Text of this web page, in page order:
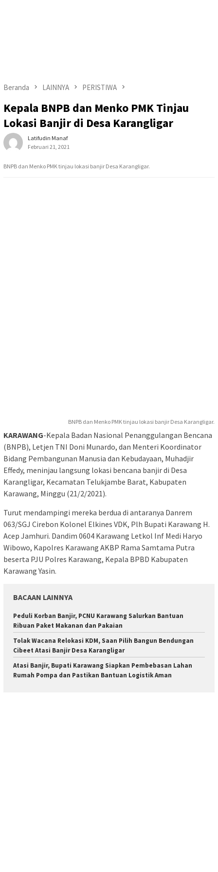
Beranda LAINNYA PERISTIWA
Kepala BNPB dan Menko PMK Tinjau
Lokasi Banjir di Desa Karangligar
Latifudin Manaf
Februari 21, 2021
BNPB dan Menko PMK tinjau lokasi banjir Desa Karangligar.
BNPB dan Menko PMK tinjau lokasi banjir Desa Karangligar.
KARAWANG-Kepala Badan Nasional Penanggulangan Bencana
(BNPB), Letjen TNI Doni Munardo, dan Menteri Koordinator
Bidang Pembangunan Manusia dan Kebudayaan, Muhadjir
Effedy, meninjau langsung lokasi bencana banjir di Desa
Karangligar, Kecamatan Telukjambe Barat, Kabupaten
Karawang, Minggu (21/2/2021).
Turut mendampingi mereka berdua di antaranya Danrem
063/SGJ Cirebon Kolonel Elkines VDK, Plh Bupati Karawang H.
Acep Jamhuri. Dandim 0604 Karawang Letkol Inf Medi Haryo
Wibowo, Kapolres Karawang AKBP Rama Samtama Putra
beserta PJU Polres Karawang, Kepala BPBD Kabupaten
Karawang Yasin.
BACAAN LAINNYA
Peduli Korban Banjir, PCNU Karawang Salurkan Bantuan
Ribuan Paket Makanan dan Pakaian
Tolak Wacana Relokasi KDM, Saan Pilih Bangun Bendungan
Cibeet Atasi Banjir Desa Karangligar
Atasi Banjir, Bupati Karawang Siapkan Pembebasan Lahan
Rumah Pompa dan Pastikan Bantuan Logistik Aman